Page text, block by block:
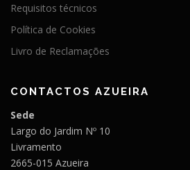
Requisitos técnicos
Política de Cookies
Livro de Reclamações
CONTACTOS AZUEIRA
Sede
Largo do Jardim Nº 10
Livramento
2665-015 Azueira